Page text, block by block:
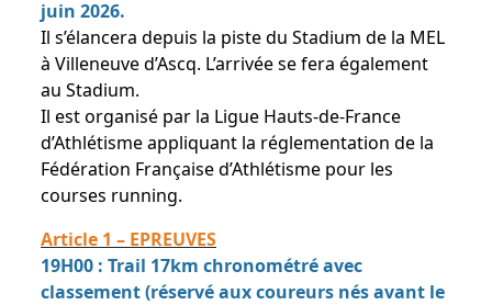
juin 2026.
Il s’élancera depuis la piste du Stadium de la MEL
à Villeneuve d’Ascq. L’arrivée se fera également
au Stadium.
Il est organisé par la Ligue Hauts-de-France
d’Athlétisme appliquant la réglementation de la
Fédération Française d’Athlétisme pour les
courses running.
Article 1 – EPREUVES
19H00 : Trail 17km chronométré avec
classement (réservé aux coureurs nés avant le